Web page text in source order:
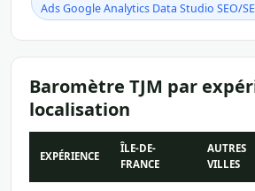
Ads Google Analytics Data Studio SEO/
Baromètre TJM par
localisation
EXPÉRIENCE
ÎLE-DE-
FRANCE
AUTRES
VILLES